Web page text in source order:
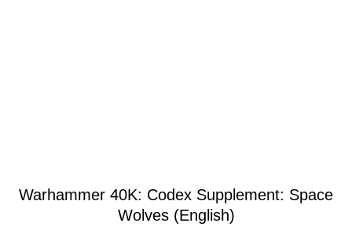
Warhammer 40K: Codex Supplement: Space
Wolves (English)